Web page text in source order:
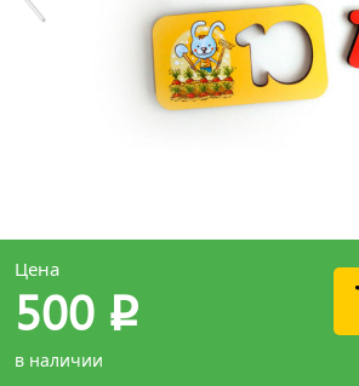
Цена
500 p
в наличии